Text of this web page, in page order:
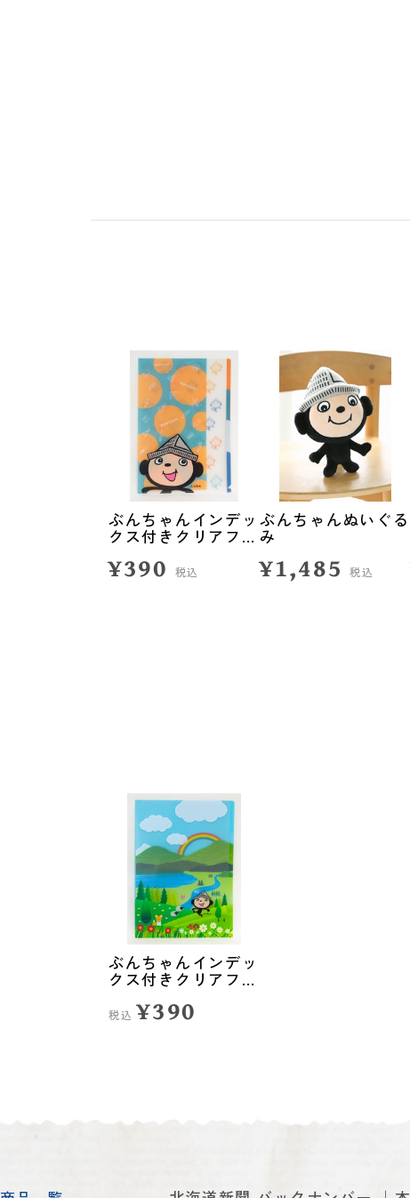
ぶんちゃんインデッ
クス付きクリアファ
¥390 税込
ぶんちゃんぬいぐる
み
¥1,485 税込
ぶんちゃんインデッ
クス付きクリアファ
税込 ¥390